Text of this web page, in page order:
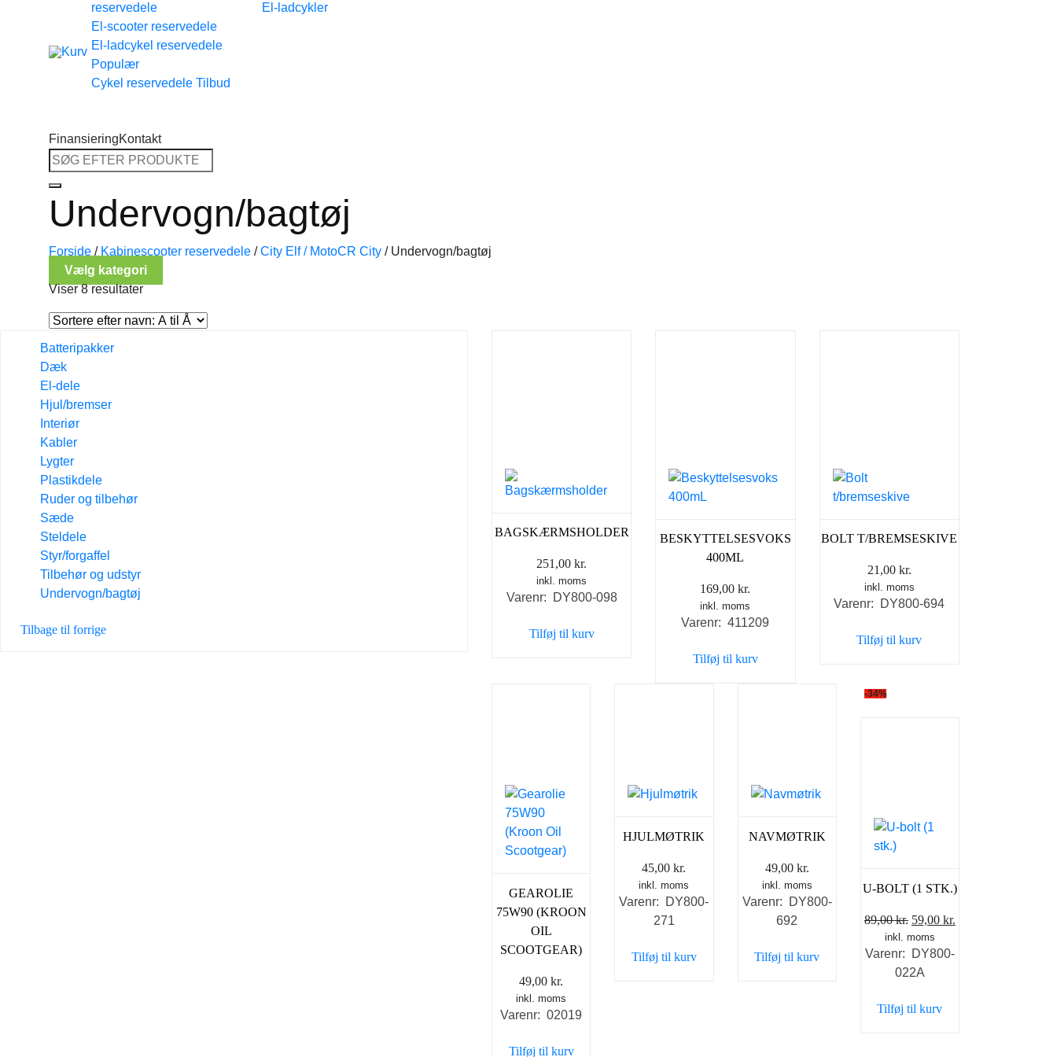
Tilbage til shoppen
reservedele
El-scooter reservedele
El-ladcykel reservedele
Cykel reservedele
El-ladcykler
FinansieringKontakt
Søg
efter:
Undervogn/bagtøj
Forside / Kabinescooter reservedele / City Elf / MotoCR City /Undervogn/bagtøj
Vælg kategori
Viser 8 resultater
Batteripakker
Dæk
El-dele
Hjul/bremser
Interiør
Kabler
Lygter
Plastikdele
Ruder og tilbehør
Sæde
Steldele
Styr/forgaffel
Tilbehør og udstyr
Undervogn/bagtøj
Tilbage til forrige
BAGSKÆRMSHOLDER
251,00kr.
inkl. moms
Varenr: DY800-098
Tilføj til kurv
BESKYTTELSESVOKS
400ML
169,00kr.
inkl. moms
Varenr: 411209
Tilføj til kurv
BOLT T/BREMSESKIVE
21,00 kr.
inkl. moms
Varenr: DY800-694
Tilføj til kurv
GEAROLIE
75W90 (KROON
OIL
SCOOTGEAR)
49,00kr.
inkl. moms
Varenr: 02019
Tilføj til kurv
HJULMØTRIK
45,00kr.
inkl. moms
Varenr: DY800-
271
Tilføj til kurv
NAVMØTRIK
49,00 kr.
inkl. moms
Varenr: DY800-
692
Tilføj til kurv
-34%
U-BOLT (1 STK.)
89,00kr. Den
oprindelige
pris
var:
59,00 kr.
pris
inkl. moms
Varenr: DY800-
022A
Tilføj til kurv